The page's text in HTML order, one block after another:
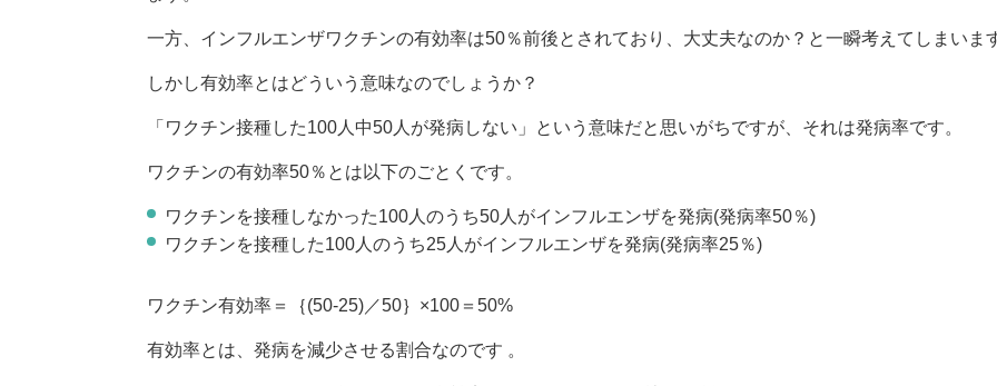
一方、インフルエンザワクチンの有効率は50％前後とされており、大丈夫なのか？と一瞬考えてしまいま
しかし有効率とはどういう意味なのでしょうか？
「ワクチン接種した100人中50人が発病しない」という意味だと思いがちですが、それは発病率です。
ワクチンの有効率50％とは以下のごとくです。
ワクチンを接種しなかった100人のうち50人がインフルエンザを発病(発病率50％)
ワクチンを接種した100人のうち25人がインフルエンザを発病(発病率25％)
ワクチン有効率＝｛(50-25)／50｝×100＝50%
有効率とは、発病を減少させる割合なのです 。